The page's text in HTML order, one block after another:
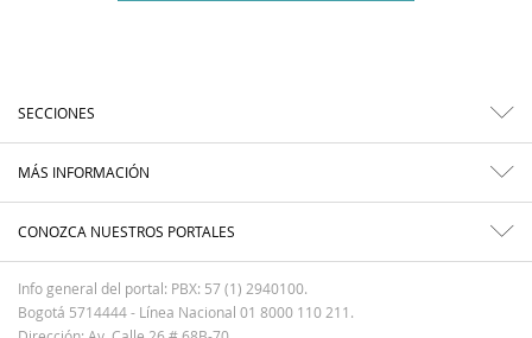
SECCIONES
MÁS INFORMACIÓN
CONOZCA NUESTROS PORTALES
Info general del portal: PBX: 57 (1) 2940100.
Bogotá 5714444 - Línea Nacional 01 8000 110 211.